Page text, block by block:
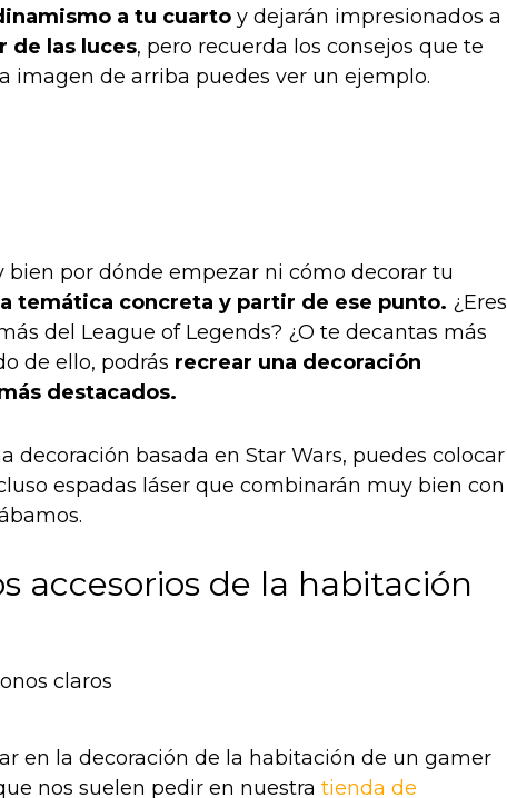
a tu cuarto y dejarán impresionados a
de las luces, pero recuerda los consejos que te
imagen de arriba puedes ver un ejemplo.
bien por dónde empezar ni cómo decorar tu
temática concreta y partir de ese punto. ¿Eres
del League of Legends? ¿O te decantas más
de ello, podrás recrear una decoración
destacados.
decoración basada en Star Wars, puedes colocar
espadas láser que combinarán muy bien con
accesorios de la habitación
en la decoración de la habitación de un gamer
nos suelen pedir en nuestra tienda de